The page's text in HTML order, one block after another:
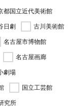
都国立近代美術館
日劇
古川美術館
名古屋市博物館
名古屋画廊
劇場
国立工芸館
究所